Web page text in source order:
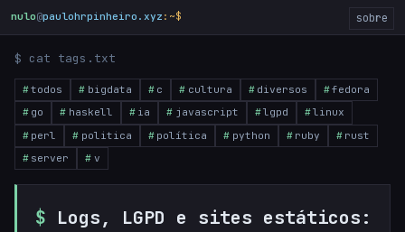
nulo@paulohrpinheiro.xyz :~$ sobre
$ cat tags.txt
todos bigdata c cultura diversos
fedora
go
haskell ia javascript lgpd
linux
perl
politica política python ruby
rust
server
v
Logs, LGPD e sites estáticos: